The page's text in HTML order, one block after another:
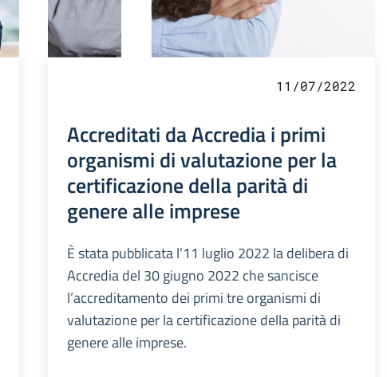
11/07/2022
Accreditati da Accredia i primi
organismi di valutazione per la
certificazione della parità di
genere alle imprese
È stata pubblicata l’11 luglio 2022 la delibera di
Accredia del 30 giugno 2022 che sancisce
l’accreditamento dei primi tre organismi di
valutazione per la certificazione della parità di
genere alle imprese.